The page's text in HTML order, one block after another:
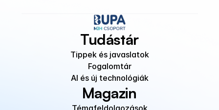
Tudástár
Tippek és javaslatok
Fogalomtár
AI és új technológiák
Magazin
Témafeldolgozások